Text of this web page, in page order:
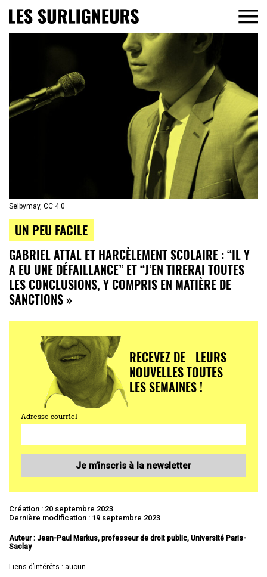
Selbymay, CC 4.0
UN PEU FACILE
GABRIEL ATTAL ET HARCÈLEMENT SCOLAIRE : “IL Y
A EU UNE DÉFAILLANCE” ET “J’EN TIRERAI TOUTES
LES CONCLUSIONS, Y COMPRIS EN MATIÈRE DE
SANCTIONS »
RECEVEZ DE LEURS
NOUVELLES TOUTES
LES SEMAINES !
Adresse courriel
Je m’inscris à la newsletter
Création : 20 septembre 2023
Dernière modification : 19 septembre 2023
Auteur : Jean-Paul Markus, professeur de droit public, Université Paris-
Saclay
Liens d’intérêts : aucun